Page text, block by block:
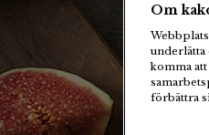
Om
underlätta
komma
förbättra